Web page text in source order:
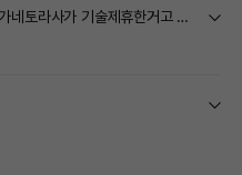
펫모닝 가네토라는 펫모닝과 일본 가네토라사가 기술제휴한거고 중국생산이라서 중국oem인듯한데, 이제품 닭가슴살 오리지날은 중국 oem 아니고 순수 수입한거인지요?